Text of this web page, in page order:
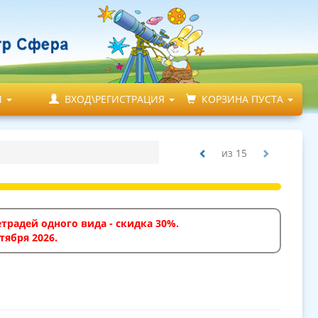
ВХОД\РЕГИСТРАЦИЯ КОРЗИНА ПУСТА
из 15
одного вида - скидка 30%.
2026.